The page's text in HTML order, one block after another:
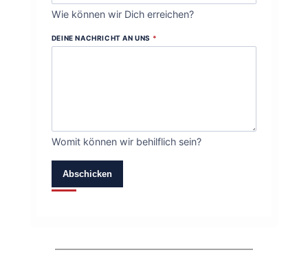
Wie können wir Dich erreichen?
DEINE NACHRICHT AN UNS *
Womit können wir behilflich sein?
Abschicken